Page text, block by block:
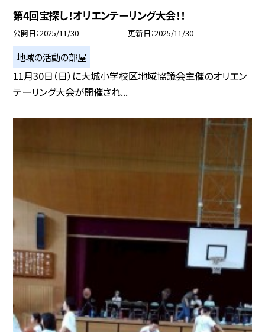
第4回宝探し！オリエンテーリング大会！！
公開日 2025/11/30 更新日 2025/11/30
地域の活動の部屋
11月30日（日）に大城小学校区地域協議会主催のオリエン
テーリング大会が開催され...